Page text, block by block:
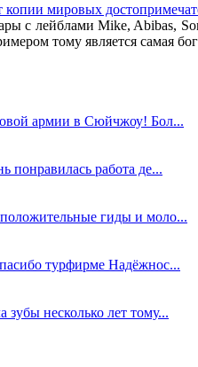
копии мировых
с лейблами Mike, Abibas,
тому является самая
армии в Сюйчжоу! Бол...
понравилась работа де...
гиды и моло...
турфирме Надёжнос...
несколько лет тому...